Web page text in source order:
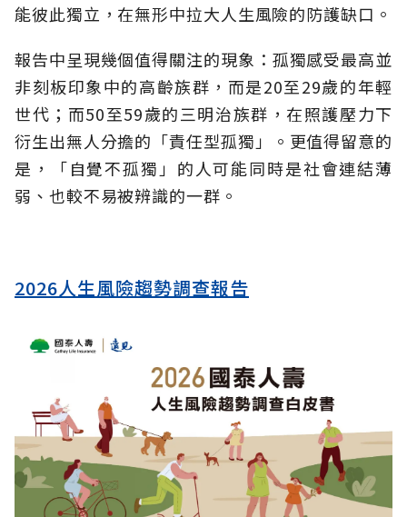
能彼此獨立，在無形中拉大人生風險的防護缺口。
報告中呈現幾個值得關注的現象：孤獨感受最高並
非刻板印象中的高齡族群，而是20至29歲的年輕
世代；而50至59歲的三明治族群，在照護壓力下
衍生出無人分擔的「責任型孤獨」。更值得留意的
是，「自覺不孤獨」的人可能同時是社會連結薄
弱、也較不易被辨識的一群。
2026人生風險趨勢調查報告